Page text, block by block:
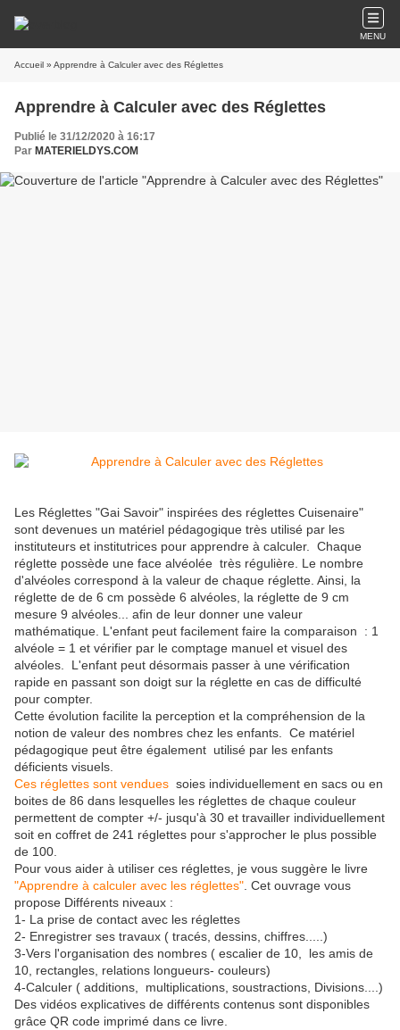
MENU
Accueil » Apprendre à Calculer avec des Réglettes
Apprendre à Calculer avec des Réglettes
Publié le 31/12/2020 à 16:17
Par MATERIELDYS.COM
Les Réglettes "Gai Savoir" inspirées des réglettes Cuisenaire"
sont devenues un matériel pédagogique très utilisé par les
instituteurs et institutrices pour apprendre à calculer. Chaque
réglette possède une face alvéolée très régulière. Le nombre
d'alvéoles correspond à la valeur de chaque réglette. Ainsi, la
réglette de de 6 cm possède 6 alvéoles, la réglette de 9 cm
mesure 9 alvéoles... afin de leur donner une valeur
mathématique. L'enfant peut facilement faire la comparaison : 1
alvéole = 1 et vérifier par le comptage manuel et visuel des
alvéoles. L'enfant peut désormais passer à une vérification
rapide en passant son doigt sur la réglette en cas de difficulté
pour compter.
Cette évolution facilite la perception et la compréhension de la
notion de valeur des nombres chez les enfants. Ce matériel
pédagogique peut être également utilisé par les enfants
déficients visuels.
Ces réglettes sont vendues soies individuellement en sacs ou en
boites de 86 dans lesquelles les réglettes de chaque couleur
permettent de compter +/- jusqu'à 30 et travailler individuellement
soit en coffret de 241 réglettes pour s'approcher le plus possible
de 100.
Pour vous aider à utiliser ces réglettes, je vous suggère le livre
"Apprendre à calculer avec les réglettes" . Cet ouvrage vous
propose Différents niveaux :
1- La prise de contact avec les réglettes
2- Enregistrer ses travaux ( tracés, dessins, chiffres.....)
3-Vers l'organisation des nombres ( escalier de 10, les amis de
10, rectangles, relations longueurs- couleurs)
4-Calculer ( additions, multiplications, soustractions, Divisions....)
Des vidéos explicatives de différents contenus sont disponibles
grâce QR code imprimé dans ce livre.